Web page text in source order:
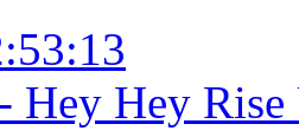
Hey Hey